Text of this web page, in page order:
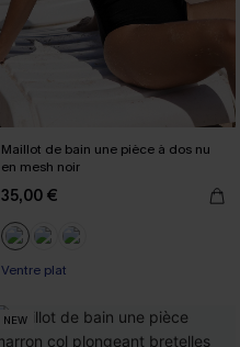
Maillot de bain une pièce à dos nu
en mesh noir
35,00 €
Ventre plat
NEW